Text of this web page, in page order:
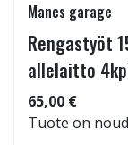
Manes garage
Rengastyöt
allelaitto
65,00 €
Tuote on